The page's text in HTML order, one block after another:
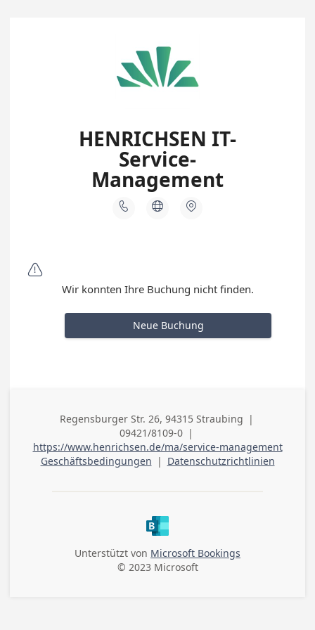
HENRICHSEN IT-
Service-
Management
  

Wir konnten Ihre Buchung nicht finden.
Neue Buchung
Adresse
(geschäftlich)
Regensburger Str. 26, 94315 Straubing |
Telefon (geschäftlich)
09421/8109-0 |
https://www.henrichsen.de/ma/service-management
Geschäftsbedingungen | Datenschutzrichtlinien
Unterstützt von Microsoft Bookings
© 2023 Microsoft